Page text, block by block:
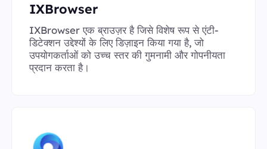
IXBrowser
IXBrowser एक ब्राउज़र है जिसे विशेष रूप से एंटी-
डिटेक्शन उद्देश्यों के लिए डिज़ाइन किया गया है, जो
उपयोगकर्ताओं को उच्च स्तर की गुमनामी और गोपनीयता
प्रदान करता है।